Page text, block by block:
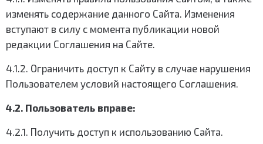
изменять содержание данного Сайта. Изменения
вступают в силу с момента публикации новой
редакции Соглашения на Сайте.
4.1.2. Ограничить доступ к Сайту в случае нарушения
Пользователем условий настоящего Соглашения.
4.2. Пользователь вправе:
4.2.1. Получить доступ к использованию Сайта.